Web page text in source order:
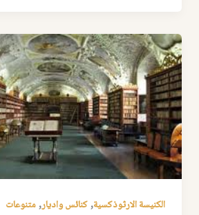
الكنيسة الارثوذكسية,كنائس واديار,متنوعات